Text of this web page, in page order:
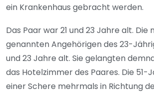
ein Krankenhaus gebracht werden.
Das Paar war 21 und 23 Jahre alt. Die
genannten Angehörigen des 23-
und 23 Jahre alt. Sie gelangten
das Hotelzimmer des Paares. Die 51-
einer Schere mehrmals in Richtung